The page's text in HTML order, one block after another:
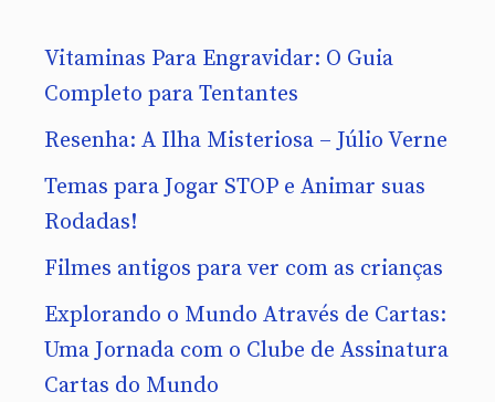
Vitaminas Para Engravidar: O Guia
Completo para Tentantes
Resenha: A Ilha Misteriosa – Júlio Verne
Temas para Jogar STOP e Animar suas
Rodadas!
Filmes antigos para ver com as crianças
Explorando o Mundo Através de Cartas:
Uma Jornada com o Clube de Assinatura
Cartas do Mundo